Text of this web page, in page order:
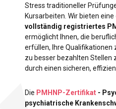
Stress traditioneller
Kursarbeiten. Wir bieten eine
vollständig registriertes
ermöglicht Ihnen, die
erfüllen, Ihre Qualifikationen
zu besser bezahlten Stellen
durch einen sicheren,
Die PMHNP-Zertifikat -
psychiatrische